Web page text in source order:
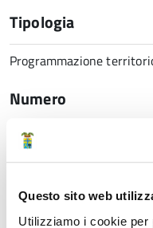
Questo sito web
Utilizziamo i cookie per
Tipologia
Programmazione
Numero
148
29 Maggio 2026 10:06